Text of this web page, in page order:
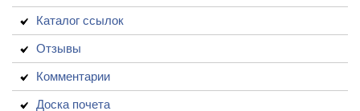
Каталог ссылок
Отзывы
Комментарии
Доска почета